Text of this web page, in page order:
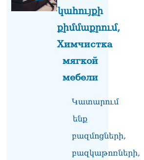
կահույքի
քիմմաքրում,
Химчистка
мягкой
мебели
Կատարում
ենք
բազմոցների,
բազկաթոռների,